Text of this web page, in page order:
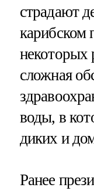
страдают
карибском
некоторых
сложная
воды, в
диких и
Ранее